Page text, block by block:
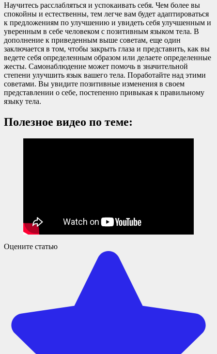
Научитесь расслабляться и успокаивать себя. Чем более вы
спокойны и естественны, тем легче вам будет адаптироваться
к предложениям по улучшению и увидеть себя улучшенным и
уверенным в себе человеком с позитивным языком тела. В
дополнение к приведенным выше советам, еще один
заключается в том, чтобы закрыть глаза и представить, как вы
ведете себя определенным образом или делаете определенные
жесты. Самонаблюдение может помочь в значительной
степени улучшить язык вашего тела. Поработайте над этими
советами. Вы увидите позитивные изменения в своем
представлении о себе, постепенно привыкая к правильному
языку тела.
Полезное видео по теме:
Оцените статью